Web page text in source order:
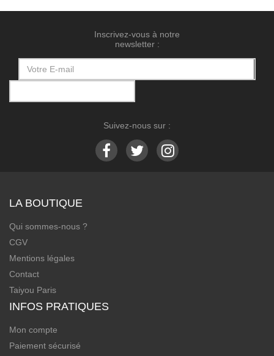
Inscrivez-vous à notre
newsletter :
Suivez-nous sur :
LA BOUTIQUE
Qui sommes-nous ?
CGV
Mentions légales
Contact
Taiyou Paris
INFOS PRATIQUES
Mon compte
Paiement sécurisé